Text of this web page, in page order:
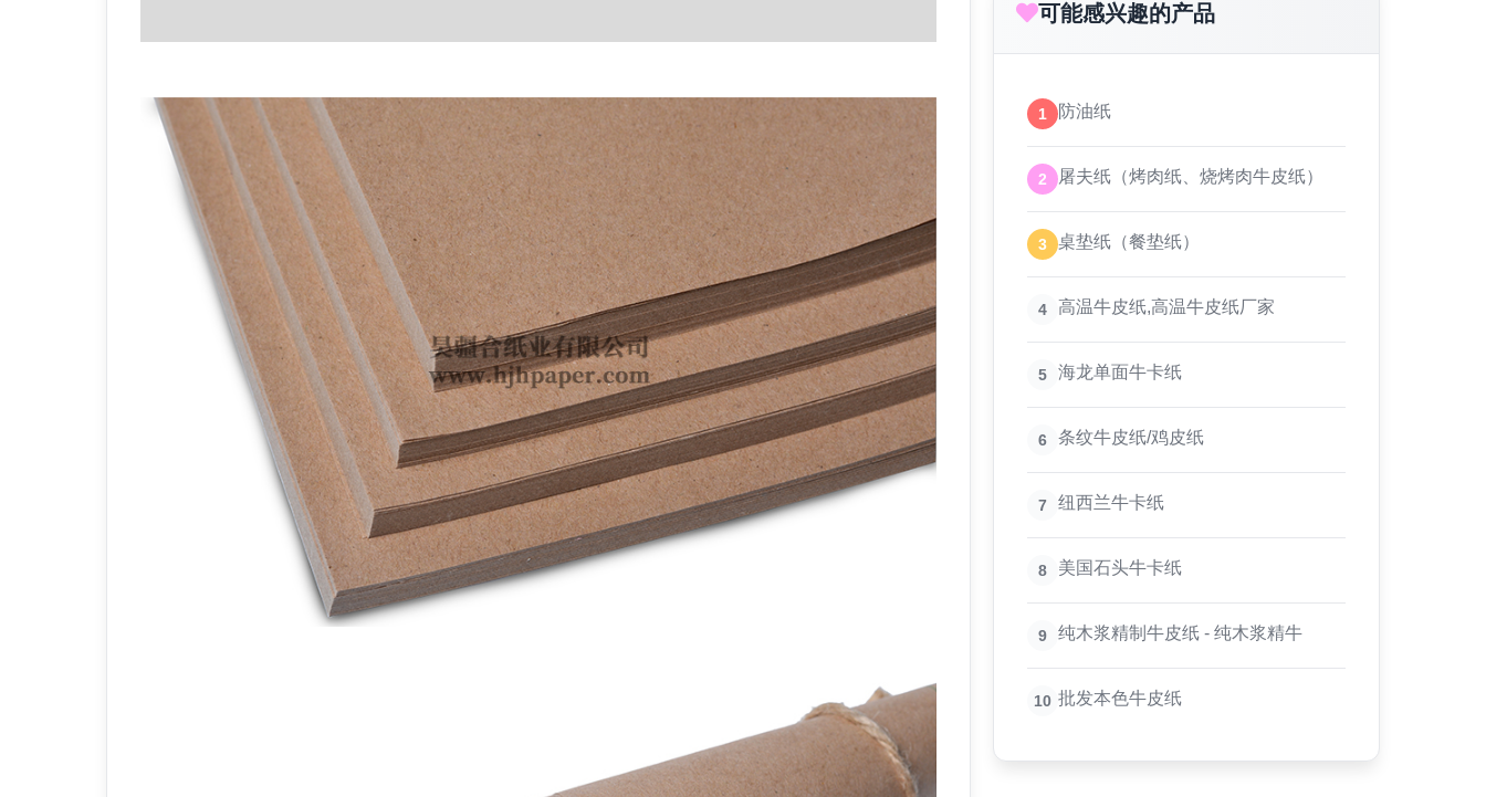
可能感兴趣的产品
1 防油纸
2 屠夫纸（烤肉纸、烧烤肉牛皮纸）
3 桌垫纸（餐垫纸）
4 高温牛皮纸,高温牛皮纸厂家
5 海龙单面牛卡纸
6 条纹牛皮纸/鸡皮纸
7 纽西兰牛卡纸
8 美国石头牛卡纸
9 纯木浆精制牛皮纸 - 纯木浆精牛
10 批发本色牛皮纸